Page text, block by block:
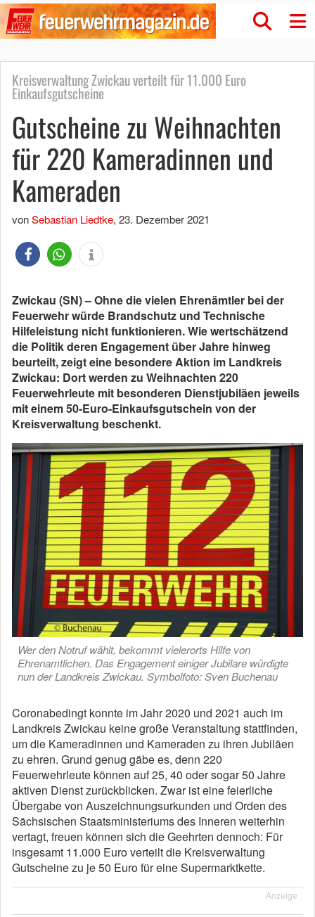
Kreisverwaltung Zwickau verteilt für 11.000 Euro
Einkaufsgutscheine
Gutscheine zu Weihnachten
für 220 Kameradinnen und
Kameraden
vonSebastian Liedtke, 23. Dezember 2021
Zwickau (SN) – Ohne die vielen Ehrenämtler bei der
Feuerwehr würde Brandschutz und Technische
Hilfeleistung nicht funktionieren. Wie wertschätzend
die Politik deren Engagement über Jahre hinweg
beurteilt, zeigt eine besondere Aktion im Landkreis
Zwickau: Dort werden zu Weihnachten 220
Feuerwehrleute mit besonderen Dienstjubiläen jeweils
mit einem 50-Euro-Einkaufsgutschein von der
Kreisverwaltung beschenkt.
Wer den Notruf wählt, bekommt vielerorts Hilfe von
Ehrenamtlichen. Das Engagement einiger Jubilare würdigte
nun der Landkreis Zwickau. Symbolfoto: Sven Buchenau
Coronabedingt konnte im Jahr 2020 und 2021 auch im
Landkreis Zwickau keine große Veranstaltung stattfinden,
um die Kameradinnen und Kameraden zu ihren Jubiläen
zu ehren. Grund genug gäbe es, denn 220
Feuerwehrleute können auf 25, 40 oder sogar 50 Jahre
aktiven Dienst zurückblicken. Zwar ist eine feierliche
Übergabe von Auszeichnungsurkunden und Orden des
Sächsischen Staatsministeriums des Inneren weiterhin
vertagt, freuen können sich die Geehrten dennoch: Für
insgesamt 11.000 Euro verteilt die Kreisverwaltung
Gutscheine zu je 50 Euro für eine Supermarktkette.
Anzeige